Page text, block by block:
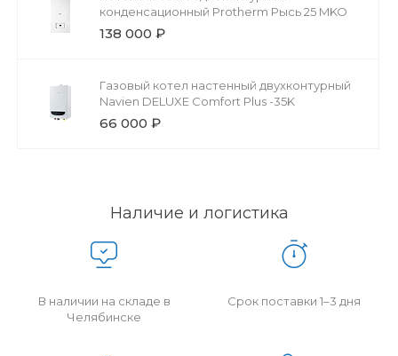
конденсационный Protherm Рысь 25 MKO
138 000 ₽
Газовый котел настенный двухконтурный
Navien DELUXE Comfort Plus -35K
66 000 ₽
Наличие и логистика
В наличии на складе в
Челябинске
Срок поставки 1–3 дня